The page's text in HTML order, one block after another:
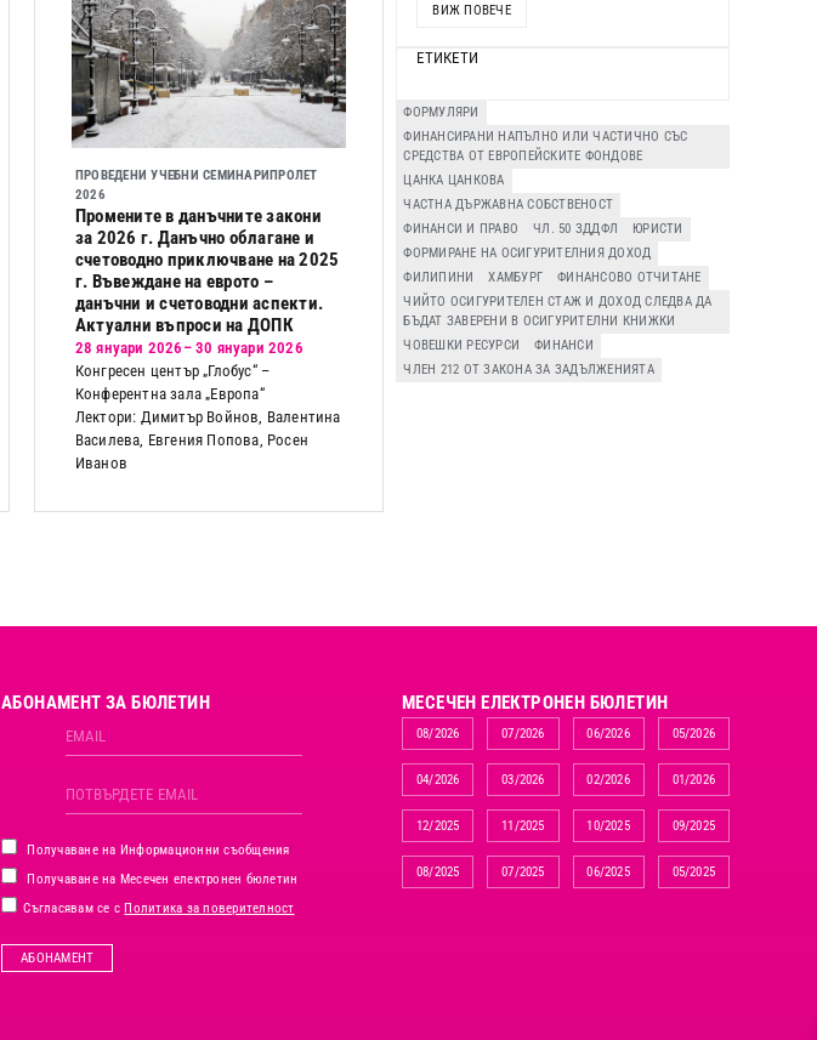
ПРОВЕДЕНИ УЧЕБНИ СЕМИНАРИ ПРОЛЕТ
2026
Промените в данъчните закони
за 2026 г. Данъчно облагане и
счетоводно приключване на 2025
г. Въвеждане на еврото –
данъчни и счетоводни аспекти.
Актуални въпроси на ДОПК
28 януари 2026 – 30 януари 2026
Конгресен център „Глобус“ –
Конферентна зала „Европа“
Лектори: Димитър Войнов, Валентина
Василева, Евгения Попова, Росен
Иванов
ВИЖ ПОВЕЧЕ
ЕТИКЕТИ
ФОРМУЛЯРИ
ФИНАНСИРАНИ НАПЪЛНО ИЛИ ЧАСТИЧНО СЪС
СРЕДСТВА ОТ ЕВРОПЕЙСКИТЕ ФОНДОВЕ
ЦАНКА ЦАНКОВА
ЧАСТНА ДЪРЖАВНА СОБСТВЕНОСТ
ФИНАНСИ И ПРАВО
ЧЛ. 50 ЗДДФЛ
ЮРИСТИ
ФОРМИРАНЕ НА ОСИГУРИТЕЛНИЯ ДОХОД
ФИЛИПИНИ
ХАМБУРГ
ФИНАНСОВО ОТЧИТАНЕ
ЧИЙТО ОСИГУРИТЕЛЕН СТАЖ И ДОХОД СЛЕДВА ДА
БЪДАТ ЗАВЕРЕНИ В ОСИГУРИТЕЛНИ КНИЖКИ
ЧОВЕШКИ РЕСУРСИ
ФИНАНСИ
ЧЛЕН 212 ОТ ЗАКОНА ЗА ЗАДЪЛЖЕНИЯТА
АБОНАМЕНТ ЗА БЮЛЕТИН
Получаване на Информационни съобщения
Получаване на Месечен електронен бюлетин
Съгласявам се сПолитика за поверителност
АБОНАМЕНТ
MЕСЕЧЕН ЕЛЕКТРОНЕН БЮЛЕТИН
08/2026 07/2026 06/2026 05/2026
04/2026 03/2026 02/2026 01/2026
12/2025 11/2025 10/2025 09/2025
08/2025 07/2025 06/2025 05/2025